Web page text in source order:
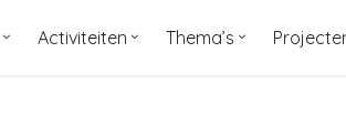
Activiteiten Thema’s